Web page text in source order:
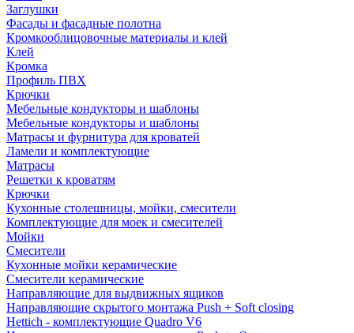
Заглушки
Фасады и фасадные полотна
Кромкооблицовочные материалы и клей
Клей
Кромка
Профиль ПВХ
Крючки
Мебельные кондукторы и шаблоны
Мебельные кондукторы и шаблоны
Матрасы и фурнитура для кроватей
Ламели и комплектующие
Матрасы
Решетки к кроватям
Крючки
Кухонные столешницы, мойки, смесители
Комплектующие для моек и смесителей
Мойки
Смесители
Кухонные мойки керамические
Смесители керамические
Направляющие для выдвижных ящиков
Направляющие скрытого монтажа Push + Soft closing
Hettich - комплектующие Quadro V6